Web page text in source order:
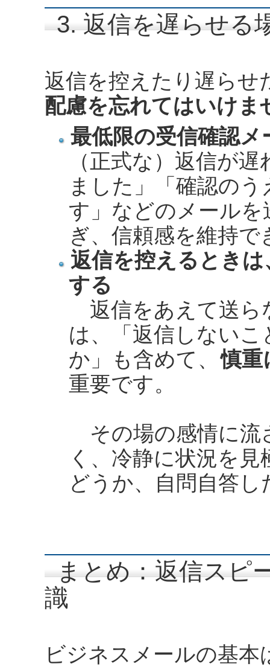
3. 返信を遅らせる
返信を控えたり遅らせ
配慮を忘れてはいけま
最低限の受信確認メ
（正式な）返信が
ました」「確認の
す」などのメール
ぎ、信頼感を維持で
返信を控えるとき
する
返信をあえて送ら
は、「返信しない
か」も含めて、 慎重
重要です。
その場の感情に流
く、冷静に状況を
どうか、自問自答
まとめ：返信スピ
識
ビジネスメールの基